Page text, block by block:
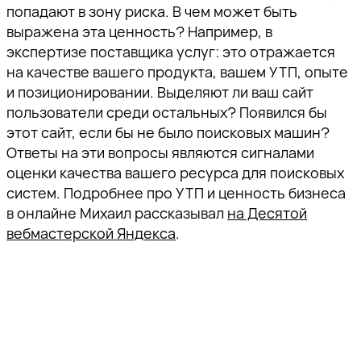
попадают в зону риска. В чем может быть
выражена эта ценность? Например, в
экспертизе поставщика услуг: это отражается
на качестве вашего продукта, вашем УТП, опыте
и позиционировании. Выделяют ли ваш сайт
пользователи среди остальных? Появился бы
этот сайт, если бы не было поисковых машин?
Ответы на эти вопросы являются сигналами
оценки качества вашего ресурса для поисковых
систем. Подробнее про УТП и ценность бизнеса
в онлайне Михаил рассказывал на Десятой
вебмастерской Яндекса.